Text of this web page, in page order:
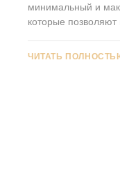
минимальный и
которые
ЧИТАТЬ